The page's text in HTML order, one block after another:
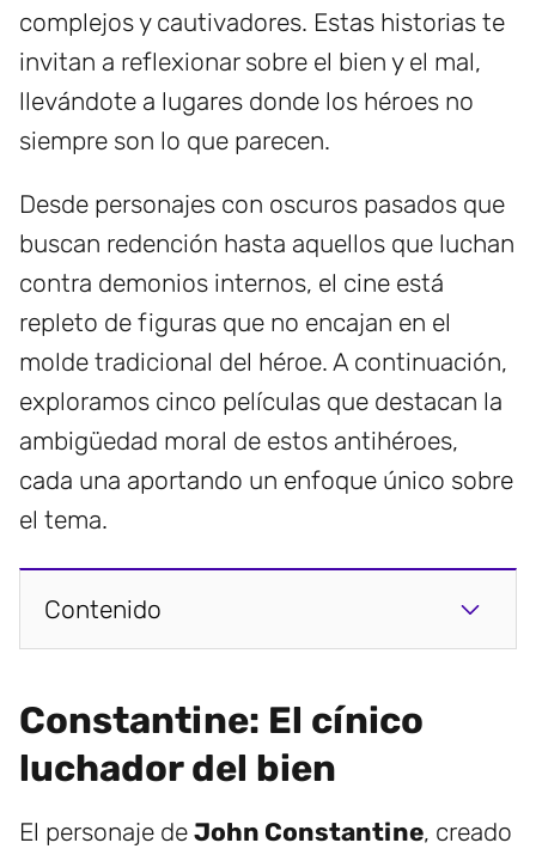
complejos y cautivadores. Estas historias te
invitan a reflexionar sobre el bien y el mal,
llevándote a lugares donde los héroes no
siempre son lo que parecen.
Desde personajes con oscuros pasados que
buscan redención hasta aquellos que luchan
contra demonios internos, el cine está
repleto de figuras que no encajan en el
molde tradicional del héroe. A continuación,
exploramos cinco películas que destacan la
ambigüedad moral de estos antihéroes,
cada una aportando un enfoque único sobre
el tema.
Contenido
Constantine: El cínico
luchador del bien
El personaje de John Constantine, creado